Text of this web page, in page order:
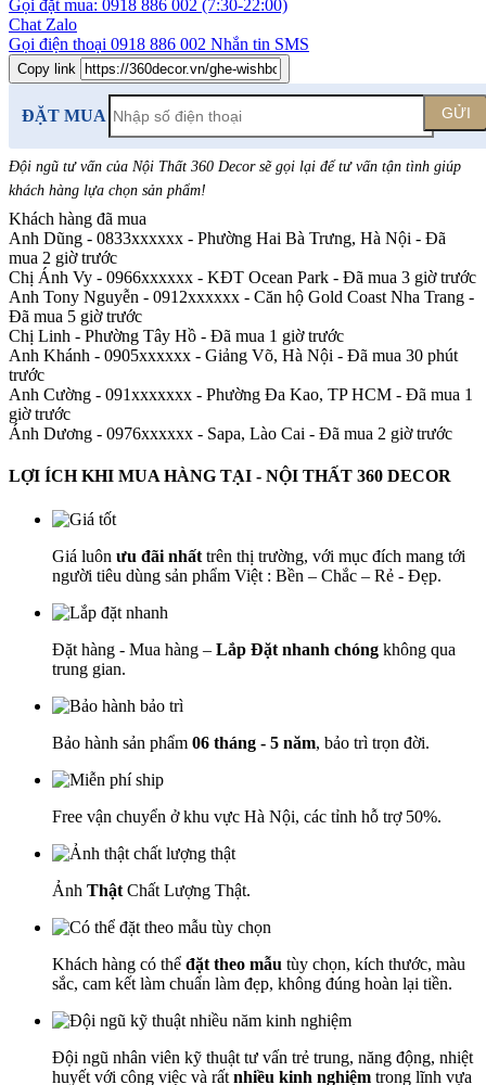
Gọi đặt mua: 0918 886 002 (7:30-22:00)
Chat Zalo
Gọi điện thoại 0918 886 002 Nhắn tin SMS
Copy link
ĐẶT MUA GỬI
Đội ngũ tư vấn của Nội Thất 360 Decor sẽ gọi lại để tư vấn tận tình giúp
khách hàng lựa chọn sản phẩm!
Khách hàng đã mua
Anh Dũng - 0833xxxxxx - Phường Hai Bà Trưng, Hà Nội - Đã
mua 2 giờ trước
Chị Ánh Vy - 0966xxxxxx - KĐT Ocean Park - Đã mua 3 giờ trước
Anh Tony Nguyễn - 0912xxxxxx - Căn hộ Gold Coast Nha Trang -
Đã mua 5 giờ trước
Chị Linh - Phường Tây Hồ - Đã mua 1 giờ trước
Anh Khánh - 0905xxxxxx - Giảng Võ, Hà Nội - Đã mua 30 phút
trước
Anh Cường - 091xxxxxxx - Phường Đa Kao, TP HCM - Đã mua 1
giờ trước
Ánh Dương - 0976xxxxxx - Sapa, Lào Cai - Đã mua 2 giờ trước
LỢI ÍCH KHI MUA HÀNG TẠI - NỘI THẤT 360 DECOR
Giá luôn ưu đãi nhất trên thị trường, với mục đích mang tới
người tiêu dùng sản phẩm Việt : Bền – Chắc – Rẻ - Đẹp.
Đặt hàng - Mua hàng – Lắp Đặt nhanh chóng không qua
trung gian.
Bảo hành sản phẩm 06 tháng - 5 năm, bảo trì trọn đời.
Free vận chuyển ở khu vực Hà Nội, các tỉnh hỗ trợ 50%.
Ảnh Thật Chất Lượng Thật.
Khách hàng có thể đặt theo mẫu tùy chọn, kích thước, màu
sắc, cam kết làm chuẩn làm đẹp, không đúng hoàn lại tiền.
Đội ngũ nhân viên kỹ thuật tư vấn trẻ trung, năng động, nhiệt
huyết với công việc và rất nhiều kinh nghiệm trong lĩnh vựa